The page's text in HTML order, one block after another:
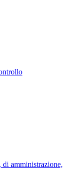
amministrazione,